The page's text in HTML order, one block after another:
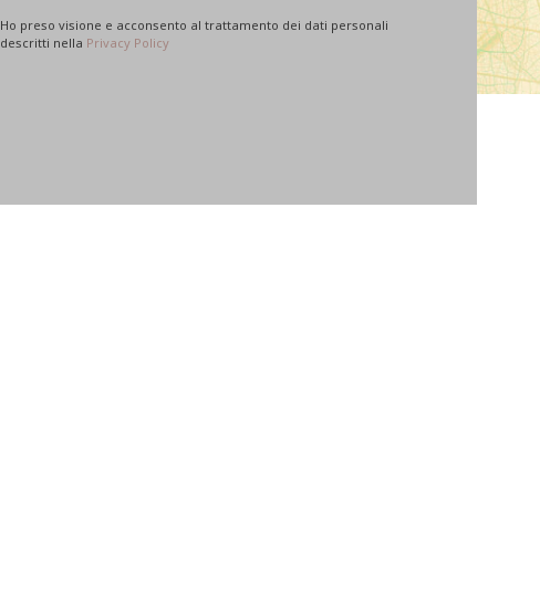
Ho preso visione e acconsento al trattamento dei dati personali
descritti nella Privacy Policy